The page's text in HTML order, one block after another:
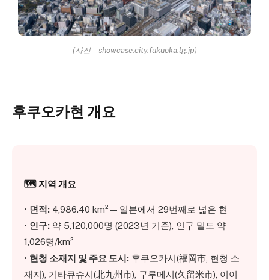
(사진 = showcase.city.fukuoka.lg.jp)
후쿠오카현 개요
🗺︎ 지역 개요
• 면적: 4,986.40 km² — 일본에서 29번째로 넓은 현
• 인구: 약 5,120,000명 (2023년 기준), 인구 밀도 약
1,026명/km²
• 현청 소재지 및 주요 도시: 후쿠오카시(福岡市, 현청 소
재지), 기타큐슈시(北九州市), 구루메시(久留米市), 이이